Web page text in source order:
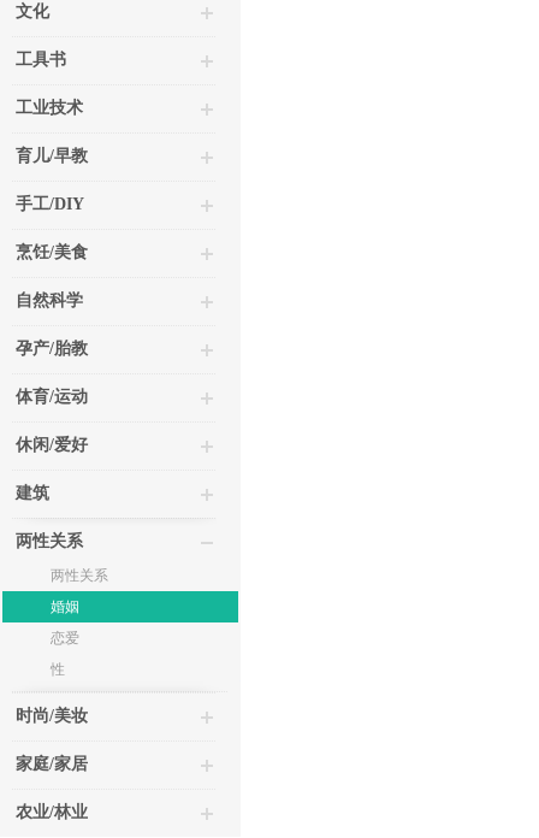
文化
工具书
工业技术
育儿/早教
手工/DIY
烹饪/美食
自然科学
孕产/胎教
体育/运动
休闲/爱好
建筑
两性关系
两性关系
婚姻
恋爱
性
时尚/美妆
家庭/家居
农业/林业